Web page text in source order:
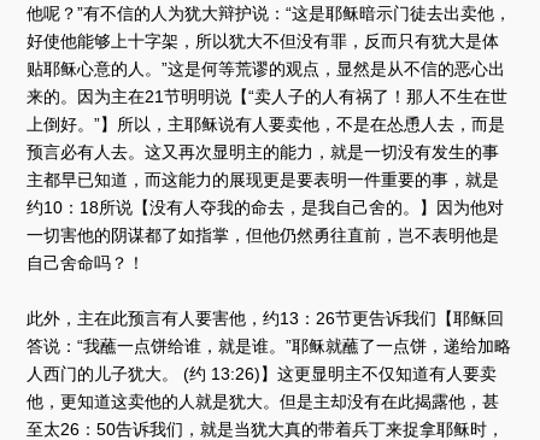
他呢？”有不信的人为犹大辩护说：“这是耶稣暗示门徒去出卖他，
好使他能够上十字架，所以犹大不但没有罪，反而只有犹大是体
贴耶稣心意的人。”这是何等荒谬的观点，显然是从不信的恶心出
来的。因为主在21节明明说【“卖人子的人有祸了！那人不生在世
上倒好。”】所以，主耶稣说有人要卖他，不是在怂恿人去，而是
预言必有人去。这又再次显明主的能力，就是一切没有发生的事
主都早已知道，而这能力的展现更是要表明一件重要的事，就是
约10：18所说【没有人夺我的命去，是我自己舍的。】因为他对
一切害他的阴谋都了如指掌，但他仍然勇往直前，岂不表明他是
自己舍命吗？！
此外，主在此预言有人要害他，约13：26节更告诉我们【耶稣回
答说：“我蘸一点饼给谁，就是谁。”耶稣就蘸了一点饼，递给加略
人西门的儿子犹大。 (约 13:26)】这更显明主不仅知道有人要卖
他，更知道这卖他的人就是犹大。但是主却没有在此揭露他，甚
至太26：50告诉我们，就是当犹大真的带着兵丁来捉拿耶稣时，